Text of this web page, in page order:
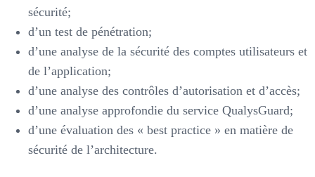
sécurité;
d’un test de pénétration;
d’une analyse de la sécurité des comptes utilisateurs et
de l’application;
d’une analyse des contrôles d’autorisation et d’accès;
d’une analyse approfondie du service QualysGuard;
d’une évaluation des « best practice » en matière de
sécurité de l’architecture.